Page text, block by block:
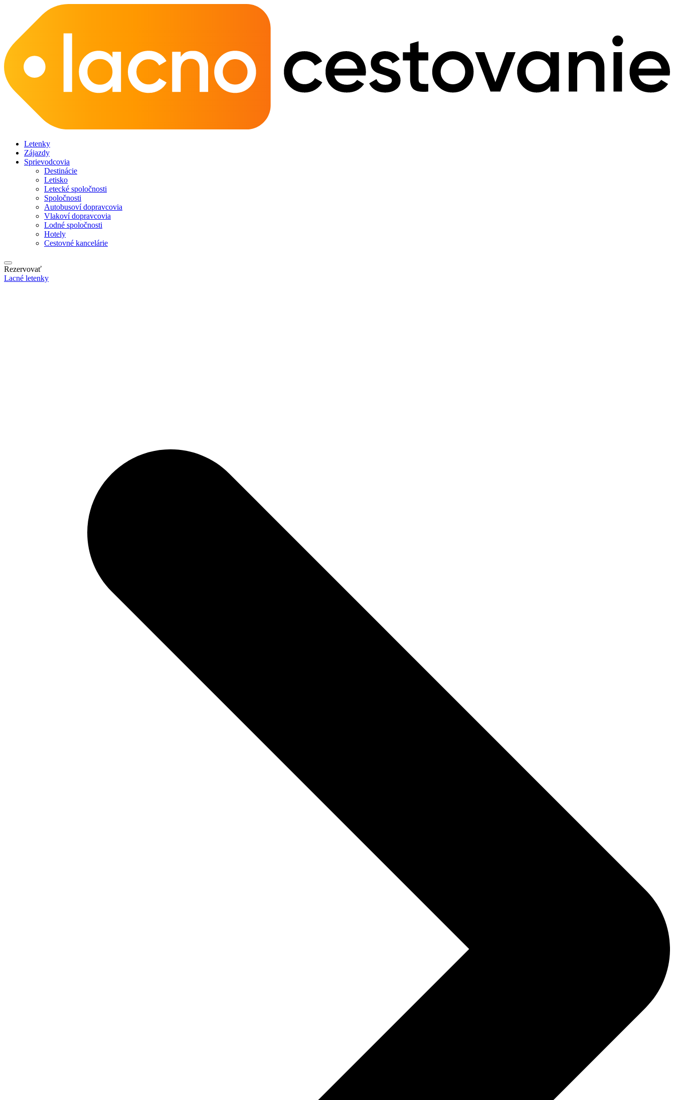
Letenky
Zájazdy
Sprievodcovia
Destinácie
Letisko
Letecké spoločnosti
Spoločnosti
Autobusoví dopravcovia
Vlakoví dopravcovia
Lodné spoločnosti
Hotely
Cestovné kancelárie
Rezervovať
Lacné letenky